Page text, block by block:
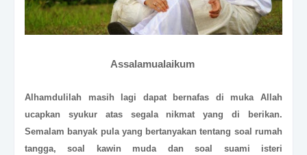
Assalamualaikum
Alhamdulilah masih lagi dapat bernafas di muka Allah
ucapkan syukur atas segala nikmat yang di berikan.
Semalam banyak pula yang bertanyakan tentang soal rumah
tangga, soal kawin muda dan soal suami isteri